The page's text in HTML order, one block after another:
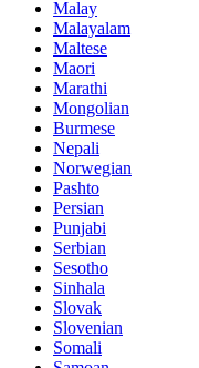
Malay
Malayalam
Maltese
Maori
Marathi
Mongolian
Burmese
Nepali
Norwegian
Pashto
Persian
Punjabi
Serbian
Sesotho
Sinhala
Slovak
Slovenian
Somali